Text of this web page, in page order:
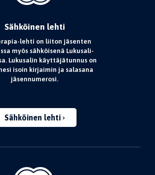
Sähköinen lehti
lehti on liiton jäsenten
myös sähköisenä Lukusali-
Lukusalin käyttäjätunnus on
isoin kirjaimin ja salasana
jäsennumerosi.
Sähköinen lehti